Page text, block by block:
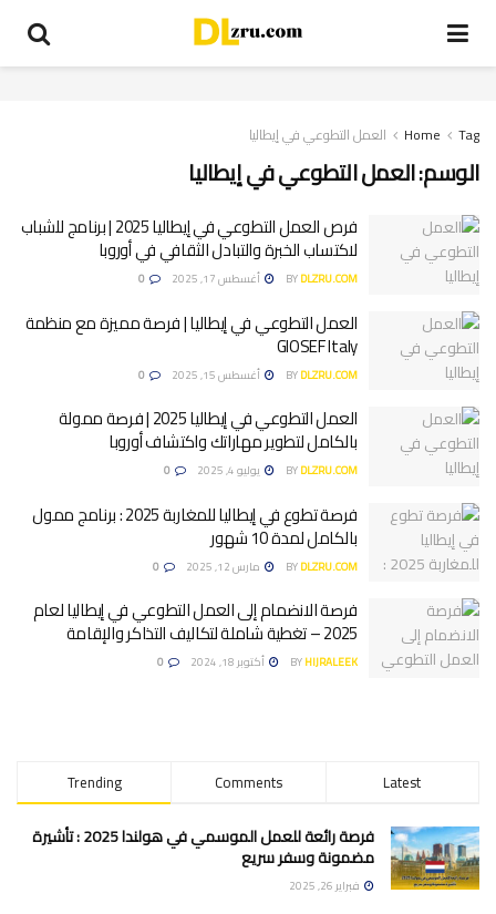
Home Tag العمل التطوعي في إيطاليا
الوسم:العمل التطوعي في إيطاليا
فرص العمل التطوعي في إيطاليا 2025 | برنامج للشباب
لاكتساب الخبرة والتبادل الثقافي في أوروبا
BYDLZRU.COM أغسطس 17, 2025
العمل التطوعي في إيطاليا | فرصة مميزة مع منظمة
GIOSEF Italy
BYDLZRU.COM أغسطس 15, 2025
العمل التطوعي في إيطاليا 2025 | فرصة ممولة
بالكامل لتطوير مهاراتك واكتشاف أوروبا
BYDLZRU.COM يوليو 4, 2025
فرصة تطوع في إيطاليا للمغاربة 2025 : برنامج ممول
بالكامل لمدة 10 شهور
BYDLZRU.COM مارس 12, 2025
فرصة الانضمام إلى العمل التطوعي في إيطاليا لعام
2025 – تغطية شاملة لتكاليف التذاكر والإقامة
BYHIJRALEEK أكتوبر 18, 2024
Trending Comments Latest
فرصة رائعة للعمل الموسمي في هولندا 2025 : تأشيرة
مضمونة وسفر سريع
فبراير 26, 2025